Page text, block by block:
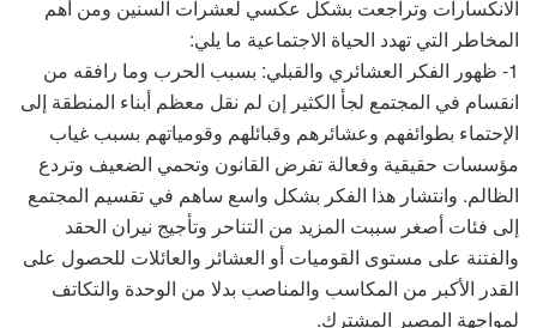
الانكسارات وتراجعت بشكل عكسي لعشرات السنين ومن أهم
المخاطر التي تهدد الحياة الاجتماعية ما يلي:
1- ظهور الفكر العشائري والقبلي: بسبب الحرب وما رافقه من
انقسام في المجتمع لجأ الكثير إن لم نقل معظم أبناء المنطقة إلى
الإحتماء بطوائفهم وعشائرهم وقبائلهم وقومياتهم بسبب غياب
مؤسسات حقيقية وفعالة تفرض القانون وتحمي الضعيف وتردع
الظالم. وانتشار هذا الفكر بشكل واسع ساهم في تقسيم المجتمع
إلى فئات أصغر سببت المزيد من التناحر وتأجيج نيران الحقد
والفتنة على مستوى القوميات أو العشائر والعائلات للحصول على
القدر الأكبر من المكاسب والمناصب بدلا من الوحدة والتكاتف
لمواجهة المصير المشترك.